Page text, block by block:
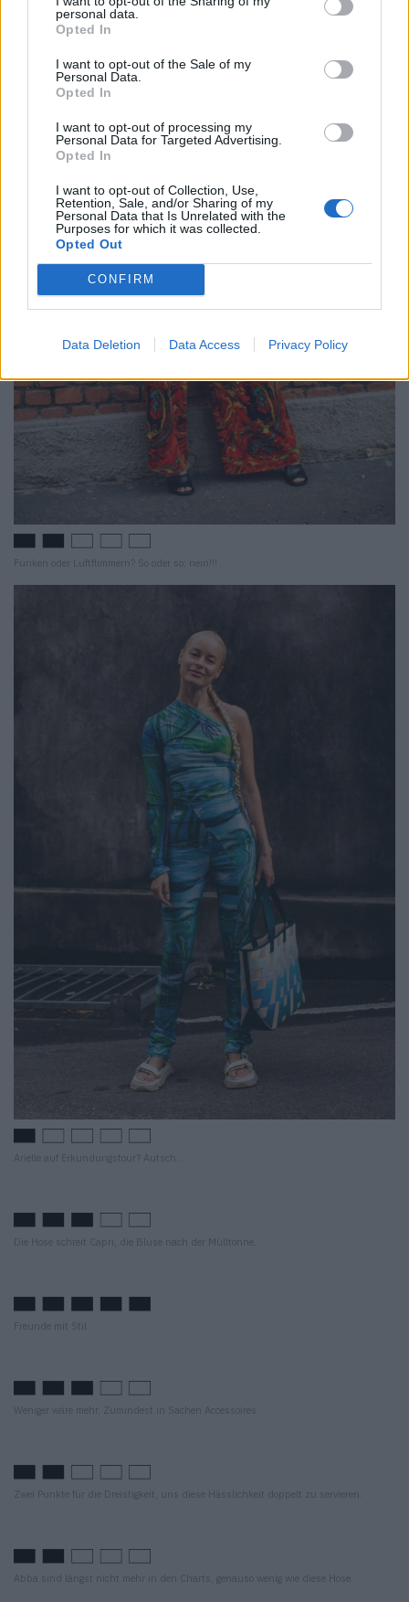
personal data.
Opted In
I want to opt-out of the Sale of my
Personal Data.
Opted In
I want to opt-out of processing my
Personal Data for Targeted Advertising.
Opted In
I want to opt-out of Collection, Use,
Retention, Sale, and/or Sharing of my
Personal Data that Is Unrelated with the
Purposes for which it was collected.
Opted Out
CONFIRM
Data Deletion Data Access Privacy Policy
Funken oder Luftflimmern? So oder so: nein!!!
Arielle auf Erkundungstour? Autsch…
Die Hose schreit Capri, die Bluse nach der Mülltonne.
Freunde mit Stil.
Weniger wäre mehr. Zumindest in Sachen Accessoires.
Zwei Punkte für die Dreistigkeit, uns diese Hässlichkeit doppelt zu servieren.
Abba sind längst nicht mehr in den Charts, genauso wenig wie diese Hose.